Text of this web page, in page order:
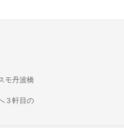
モ丹波橋
３軒目の